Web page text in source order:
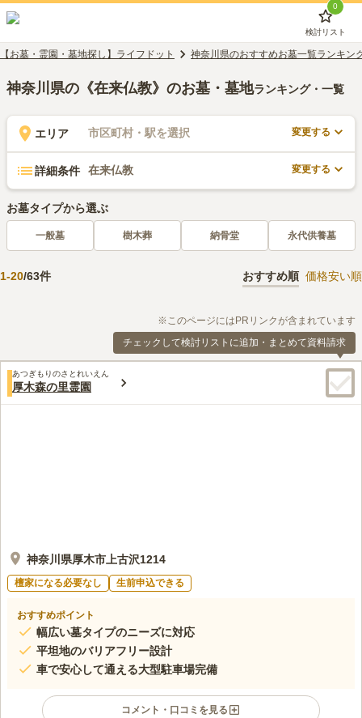
0
検討リスト
【お墓・霊園・墓地探し】ライフドット 神奈川県のおすすめお墓一覧ランキン
神奈川県の《在来仏教》のお墓・墓地ランキング・一覧
エリア 市区町村・駅を選択 変更する
詳細条件 在来仏教 変更する
お墓タイプから選ぶ
一般墓 樹木葬 納骨堂 永代供養墓
1-20/63件 おすすめ順 価格安い順
※このページにはPRリンクが含まれています
チェックして検討リストに追加・まとめて資料請求
あつぎもりのさとれいえん
厚木森の里霊園
神奈川県厚木市上古沢1214
檀家になる必要なし 生前申込できる
おすすめポイント
幅広い墓タイプのニーズに対応
平坦地のバリアフリー設計
車で安心して通える大型駐車場完備
コメント・口コミを見る